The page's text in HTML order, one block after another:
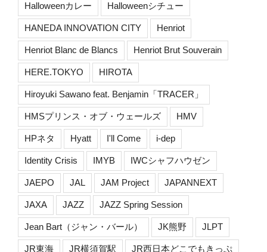
Halloweenカレー Halloweenシチュー
HANEDA INNOVATION CITY Henriot
Henriot Blanc de Blancs Henriot Brut Souverain
HERE.TOKYO HIROTA
Hiroyuki Sawano feat. Benjamin「TRACER」
HMSプリンス・オブ・ウェールズ HMV
HPネタ Hyatt I'll Come i-dep
Identity Crisis IMYB IWCシャフハウゼン
JAEPO JAL JAM Project JAPANNEXT
JAXA JAZZ JAZZ Spring Session
Jean Bart（ジャン・バール） JK熊野 JLPT
JR東海 JR横須賀駅 JR西日本どこでもきっぷ